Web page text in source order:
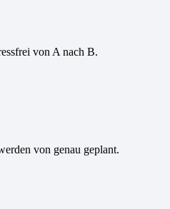
von A nach B.
von genau geplant.